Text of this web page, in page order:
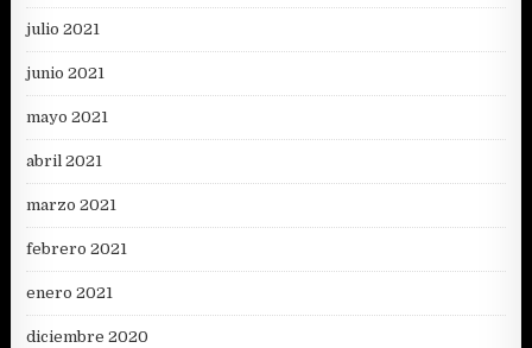
julio 2021
junio 2021
mayo 2021
abril 2021
marzo 2021
febrero 2021
enero 2021
diciembre 2020